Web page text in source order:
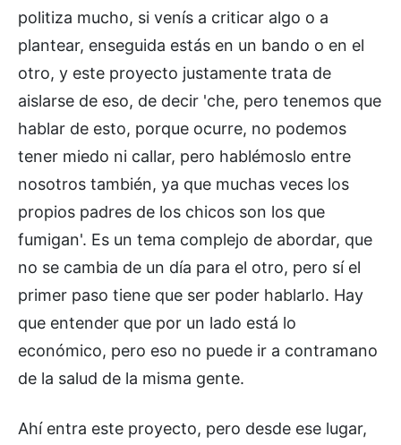
politiza mucho, si venís a criticar algo o a
plantear, enseguida estás en un bando o en el
otro, y este proyecto justamente trata de
aislarse de eso, de decir 'che, pero tenemos que
hablar de esto, porque ocurre, no podemos
tener miedo ni callar, pero hablémoslo entre
nosotros también, ya que muchas veces los
propios padres de los chicos son los que
fumigan'. Es un tema complejo de abordar, que
no se cambia de un día para el otro, pero sí el
primer paso tiene que ser poder hablarlo. Hay
que entender que por un lado está lo
económico, pero eso no puede ir a contramano
de la salud de la misma gente.
Ahí entra este proyecto, pero desde ese lugar,